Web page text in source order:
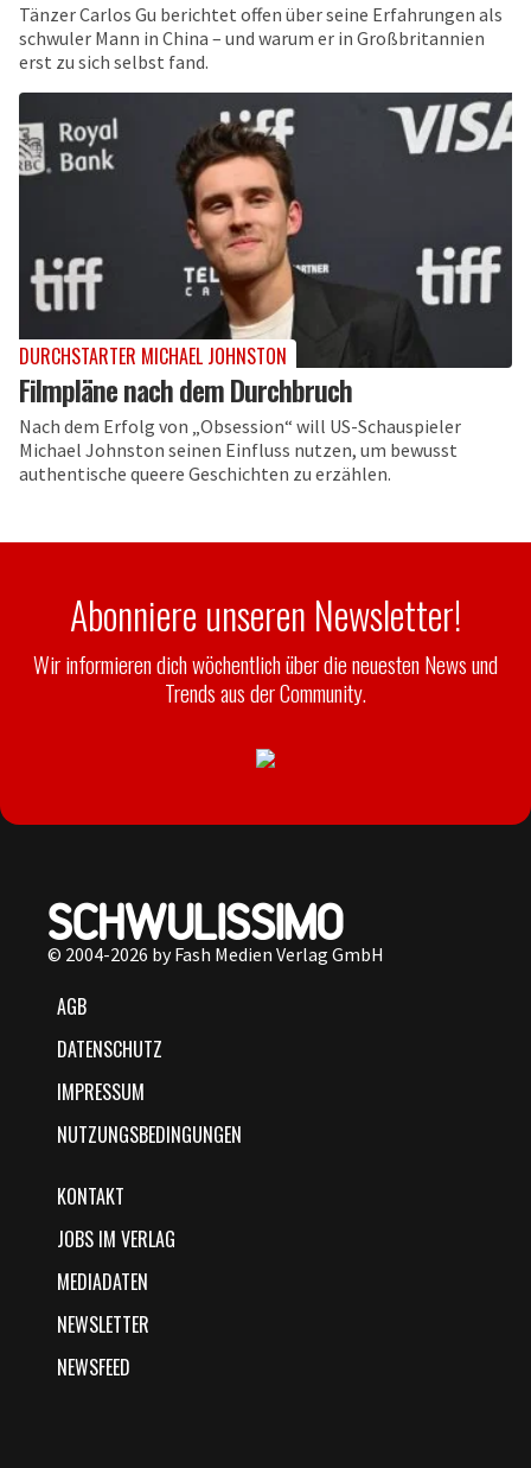
Tänzer Carlos Gu berichtet offen über seine Erfahrungen als
schwuler Mann in China – und warum er in Großbritannien
erst zu sich selbst fand.
DURCHSTARTER MICHAEL JOHNSTON
Filmpläne nach dem Durchbruch
Nach dem Erfolg von „Obsession“ will US-Schauspieler
Michael Johnston seinen Einfluss nutzen, um bewusst
authentische queere Geschichten zu erzählen.
Abonniere unseren Newsletter!
Wir informieren dich wöchentlich über die neuesten News und
Trends aus der Community.
© 2004-2026 by Fash Medien Verlag GmbH
AGB
DATENSCHUTZ
IMPRESSUM
NUTZUNGSBEDINGUNGEN
KONTAKT
JOBS IM VERLAG
MEDIADATEN
NEWSLETTER
NEWSFEED